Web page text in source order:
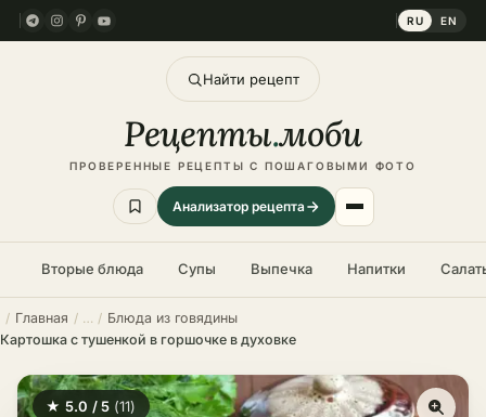
RU EN
Найти рецепт
Рецепты.моби
ПРОВЕРЕННЫЕ РЕЦЕПТЫ С ПОШАГОВЫМИ ФОТО
Анализатор рецепта
Вторые блюда Супы Выпечка Напитки
Главная
Блюда из говядины
Картошка с тушенкой в горшочке в духовке
★ 5.0 / 5 (11)